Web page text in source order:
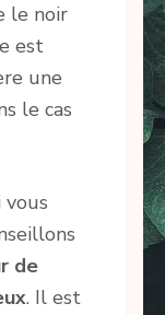
le noir
est
une
le cas
de
. Il est